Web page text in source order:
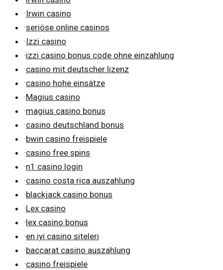
·Irwin casino
·seriöse online casinos
·Izzi casino
·izzi casino bonus code ohne einzahlung
·casino mit deutscher lizenz
·casino hohe einsätze
·Magius casino
·magius casino bonus
·casino deutschland bonus
·bwin casino freispiele
·casino free spins
·n1 casino login
·casino costa rica auszahlung
·blackjack casino bonus
·Lex casino
·lex casino bonus
·en iyi casino siteleri
·baccarat casino auszahlung
·casino freispiele